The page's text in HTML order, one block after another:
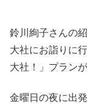
鈴川絢子さんの
大社にお詣りに
大社！」プラン
金曜日の夜に出